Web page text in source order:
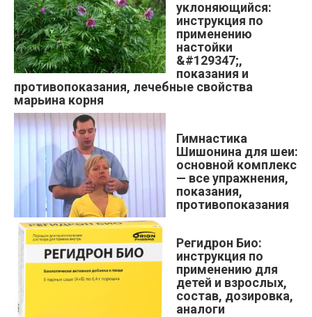
уклоняющийся:
инструкция по
применению
настойки
&#129347;,
показания и
противопоказания, лечебные свойства
марьина корня
Гимнастика
Шишонина для шеи:
основной комплекс
— все упражнения,
показания,
противопоказания
Регидрон Био:
инструкция по
применению для
детей и взрослых,
состав, дозировка,
аналоги